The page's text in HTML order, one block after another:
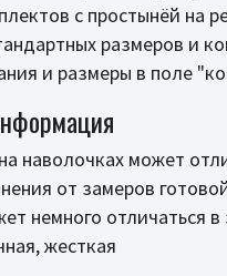
с простынёй на
размеров и
и размеры в поле
наволочках может
от замеров
немного отличаться
жесткая